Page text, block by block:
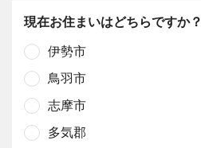
現在お住まいはどちらですか？
伊勢市
鳥羽市
志摩市
多気郡